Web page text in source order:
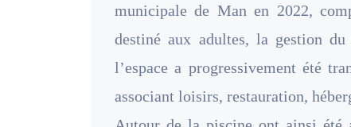
municipale de Man en 2022,
destiné aux adultes, la gestion
l’espace a progressivement été
associant loisirs, restauration,